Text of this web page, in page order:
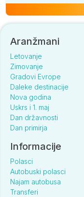
Aranžmani
Letovanje
Zimovanje
Gradovi Evrope
Daleke destinacije
Nova godina
Uskrs i 1. maj
Dan državnosti
Dan primirja
Informacije
Polasci
Autobuski polasci
Najam autobusa
Transferi